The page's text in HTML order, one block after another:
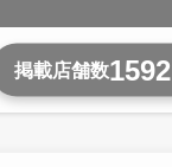
掲載店舗数1592